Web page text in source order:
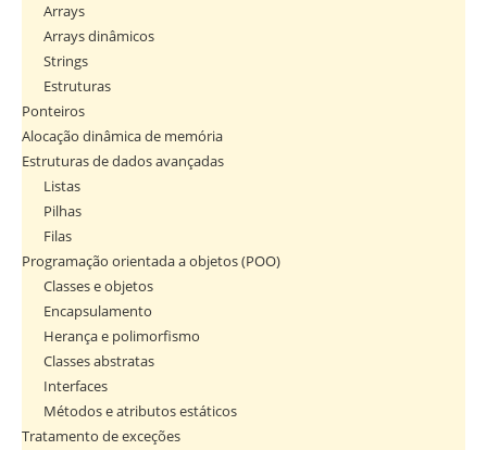
Arrays
Arrays dinâmicos
Strings
Estruturas
Ponteiros
Alocação dinâmica de memória
Estruturas de dados avançadas
Listas
Pilhas
Filas
Programação orientada a objetos (POO)
Classes e objetos
Encapsulamento
Herança e polimorfismo
Classes abstratas
Interfaces
Métodos e atributos estáticos
Tratamento de exceções